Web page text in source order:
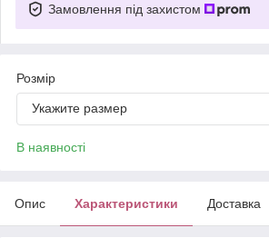
Замовлення під захистом
Розмір
Укажите размер
В наявності
Опис Характеристики Доставка